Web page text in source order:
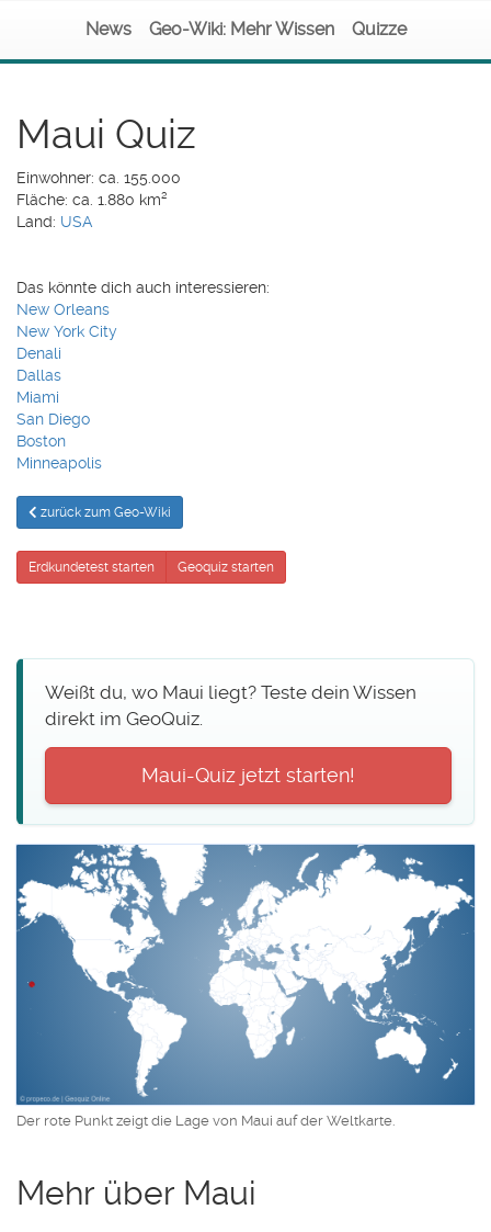
News Geo-Wiki: Mehr Wissen Quizze
Maui Quiz
Einwohner: ca. 155.000
Fläche: ca. 1.880 km²
Land: USA
Das könnte dich auch interessieren:
New Orleans
New York City
Denali
Dallas
Miami
San Diego
Boston
Minneapolis
zurück zum Geo-Wiki
Erdkundetest starten Geoquiz starten
Weißt du, wo Maui liegt? Teste dein Wissen
direkt im GeoQuiz.
Maui-Quiz jetzt starten!
Der rote Punkt zeigt die Lage von Maui auf der Weltkarte.
Mehr über Maui